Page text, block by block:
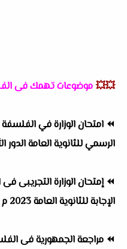
💥💥 موضوعات تهمك فى
⏪ امتحان الوزارة في
الرسمي للثانوية العامة الدور الأول
⏪إمتحان الوزارة التجريبى
الإجابة للثانوية العامة 2023 م
⏪ مراجعة الجمهورية فى